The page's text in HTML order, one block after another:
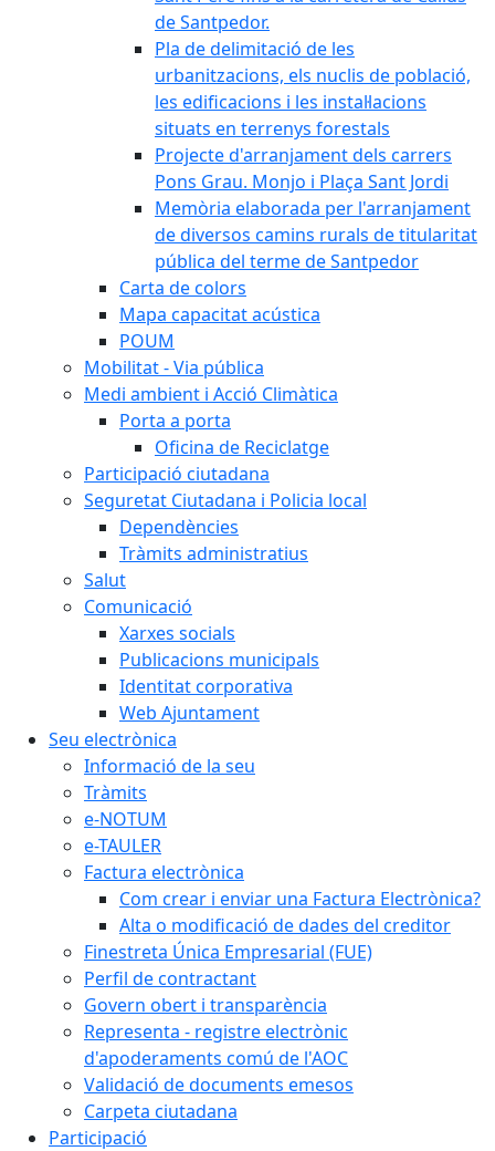
de Santpedor.
Pla de delimitació de les
urbanitzacions, els nuclis de població,
les edificacions i les instal·lacions
situats en terrenys forestals
Projecte d'arranjament dels carrers
Pons Grau. Monjo i Plaça Sant Jordi
Memòria elaborada per l'arranjament
de diversos camins rurals de titularitat
pública del terme de Santpedor
Carta de colors
Mapa capacitat acústica
POUM
Mobilitat - Via pública
Medi ambient i Acció Climàtica
Porta a porta
Oficina de Reciclatge
Participació ciutadana
Seguretat Ciutadana i Policia local
Dependències
Tràmits administratius
Salut
Comunicació
Xarxes socials
Publicacions municipals
Identitat corporativa
Web Ajuntament
Seu electrònica
Informació de la seu
Tràmits
e-NOTUM
e-TAULER
Factura electrònica
Com crear i enviar una Factura Electrònica?
Alta o modificació de dades del creditor
Finestreta Única Empresarial (FUE)
Perfil de contractant
Govern obert i transparència
Representa - registre electrònic
d'apoderaments comú de l'AOC
Validació de documents emesos
Carpeta ciutadana
Participació